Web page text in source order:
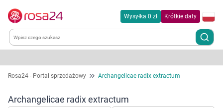
Wysyłka 0 zł Krótkie daty
Kategorie
Chemia gospodarcza
Rosa24 - Portal sprzedażowy Archangelicae radix extractum
Archangelicae radix extractum